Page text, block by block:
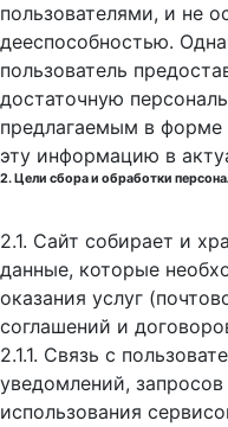
пользователями, и не
дееспособностью.
пользователь
достаточную
предлагаемым в форме
эту информацию в
2. Цели сбора и обработки
2.1. Сайт собирает и
данные, которые
оказания услуг
соглашений и
2.1.1. Связь с
уведомлений,
использования